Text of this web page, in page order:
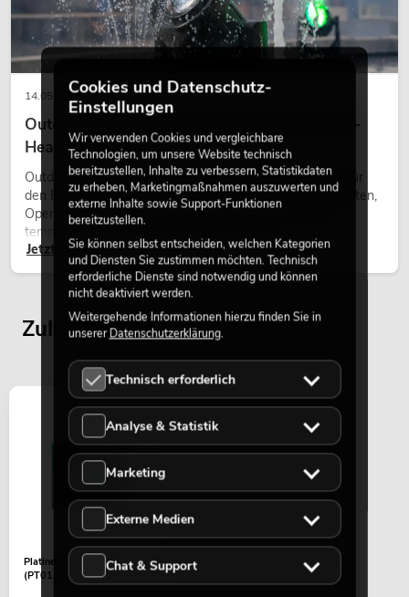
14.05.2026
Outdoor Moving-Heads: Wetterfeste Moving-
Heads bei Events
Outdoor Moving-Heads sind bewegliche Scheinwerfer für
den Einsatz im Freien. Sie werden bei Festivals, Stadtfesten,
Open-Air-Konzerten, Architekturinszenierungen und
temporären Außeninstallationen eingesetzt.
Jetzt lesen
Zuletzt angesehene Artikel
Platine (P/T) EYE-1940
(PT013A-A)
Cookies und Datenschutz-
Einstellungen
Wir verwenden Cookies und vergleichbare
Technologien, um unsere Website technisch
bereitzustellen, Inhalte zu verbessern, Statistikdaten
zu erheben, Marketingmaßnahmen auszuwerten und
externe Inhalte sowie Support-Funktionen
bereitzustellen.
Sie können selbst entscheiden, welchen Kategorien
und Diensten Sie zustimmen möchten. Technisch
erforderliche Dienste sind notwendig und können
nicht deaktiviert werden.
Weitergehende Informationen hierzu finden Sie in
unsererDatenschutzerklärung.
Technisch erforderlich
Analyse & Statistik
Marketing
Externe Medien
Chat & Support